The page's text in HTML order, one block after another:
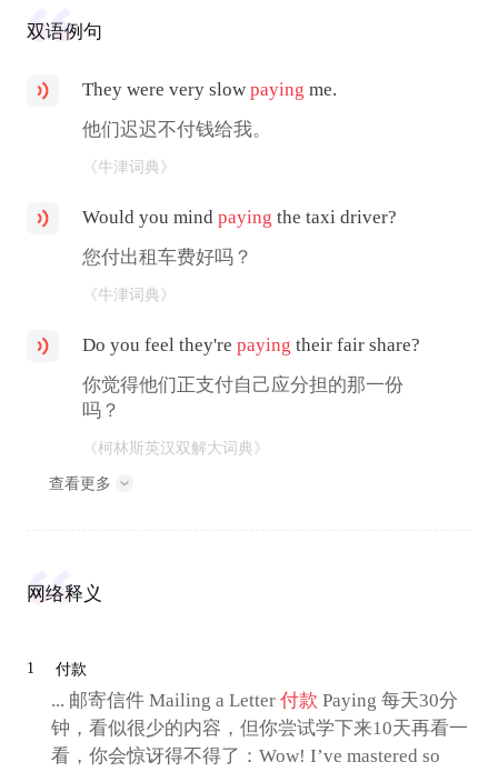
双语例句
They were very slowpaying me.
他们迟迟不付钱给我。
《牛津词典》
Would you mindpaying the taxi driver?
您付出租车费好吗？
《牛津词典》
Do you feel they'repaying their fair share?
你觉得他们正支付自己应分担的那一份
吗？
《柯林斯英汉双解大词典》
查看更多
网络释义
1 付款
... 邮寄信件 Mailing a Letter 付款 Paying 每天30分
钟，看似很少的内容，但你尝试学下来10天再看一
看，你会惊讶得不得了：Wow! I’ve mastered so